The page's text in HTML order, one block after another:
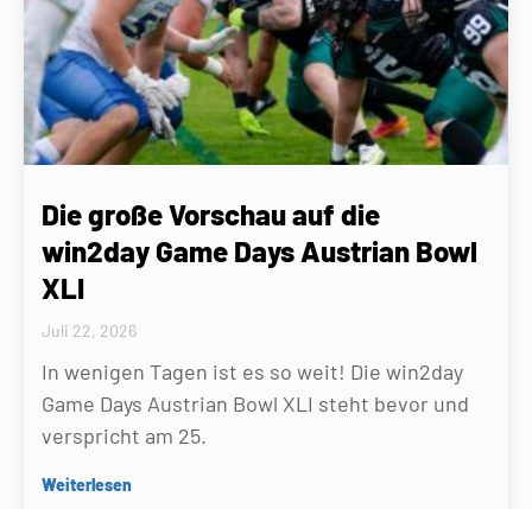
Die große Vorschau auf die
win2day Game Days Austrian Bowl
XLI
Juli 22, 2026
In wenigen Tagen ist es so weit! Die win2day
Game Days Austrian Bowl XLI steht bevor und
verspricht am 25.
Weiterlesen